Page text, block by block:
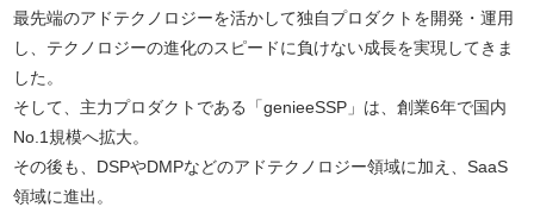
最先端のアドテクノロジーを活かして独自プロダクトを開発・運用
し、テクノロジーの進化のスピードに負けない成長を実現してきま
した。
そして、主力プロダクトである「genieeSSP」は、創業6年で国内
No.1規模へ拡大。
その後も、DSPやDMPなどのアドテクノロジー領域に加え、SaaS
領域に進出。